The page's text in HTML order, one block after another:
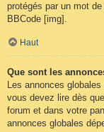
protégés par un mot
BBCode [img].
Haut
Que sont les
Les annonces
vous devez lire dès
forum et dans votre
annonces globales